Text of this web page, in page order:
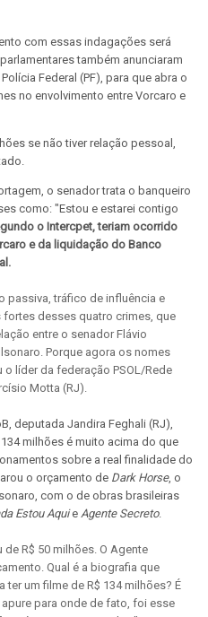
com essas indagações será
também anunciaram
Federal (PF), para que abra o
no envolvimento entre Vorcaro e
se não tiver relação pessoal,
o senador trata o banqueiro
como: "Estou e estarei contigo
o Intercpet, teriam ocorrido
e da liquidação do Banco
passiva, tráfico de influência e
desses quatro crimes, que
entre o senador Flávio
Porque agora os nomes
líder da federação PSOL/Rede
Motta (RJ).
deputada Jandira Feghali (RJ),
milhões é muito acima do que
sobre a real finalidade do
o orçamento de Dark Horse, o
com o de obras brasileiras
Estou Aquie Agente Secreto.
R$ 50 milhões. O Agente
Qual é a biografia que
um filme de R$ 134 milhões? É
para onde de fato, foi esse